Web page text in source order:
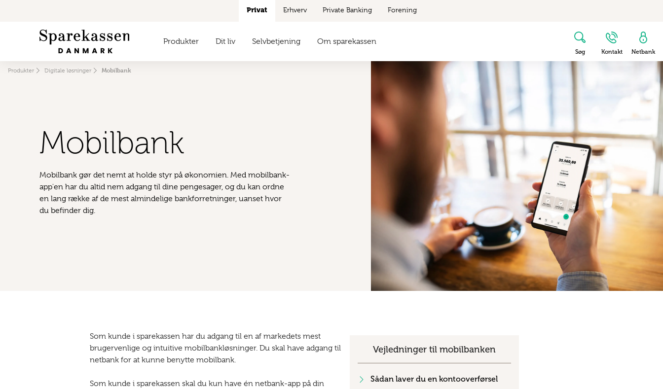
Produkter Digitale løsninger Mobilbank
Privat Erhverv Private Banking Forening
Produkter Dit liv Selvbetjening Om sparekassen
Søg Kontakt Netbank
Mobilbank
Mobilbank gør det nemt at holde styr på økonomien. Med mobilbank-
app'en har du altid nem adgang til dine pengesager, og du kan ordne
en lang række af de mest almindelige bankforretninger, uanset hvor
du befinder dig.
Som kunde i sparekassen har du adgang til en af markedets mest
brugervenlige og intuitive mobilbankløsninger. Du skal have adgang til
netbank for at kunne benytte mobilbank.
Som kunde i sparekassen skal du kun have én netbank-app på din
Vejledninger til mobilbanken
Sådan laver du en kontooverførsel